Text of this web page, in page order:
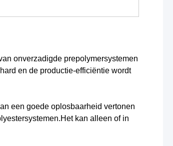
onverzadigde prepolymersystemen
en de productie-efficiëntie wordt
een goede oplosbaarheid vertonen
kan alleen of in